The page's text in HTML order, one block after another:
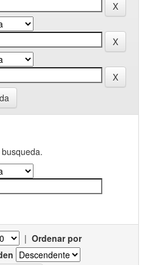
| Ordenar por